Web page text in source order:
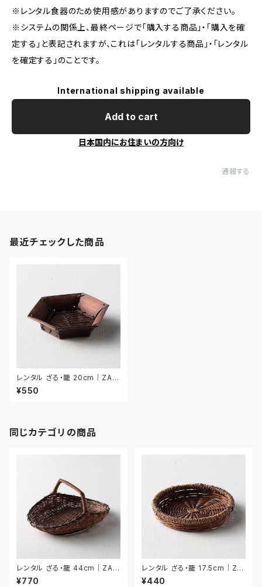
※レンタル食器のため使用感がありますのでご了承ください。
※システムの関係上、最終ページで「購入する商品」・「購入を確
定する」と表記されますが、これは「レンタルする商品」・「レンタル
を確定する」のことです。
International shipping available
Add to cart
日本国内にお住まいの方向け
通報する
最近チェックした商品
レンタル ざる・籠 20cm｜ZAR
035
¥550
同じカテゴリの商品
レンタル ざる・籠 44cm｜ZAR
020
¥770
レンタル ざる・籠 17.5cm｜ZA
R034
¥440